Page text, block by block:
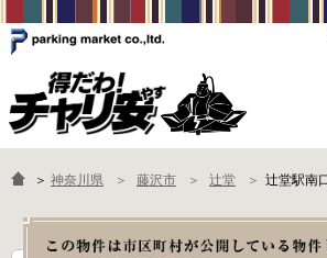
物件一覧
よくあるご質問
＞ 神奈川県 藤沢市 辻堂 辻堂駅南